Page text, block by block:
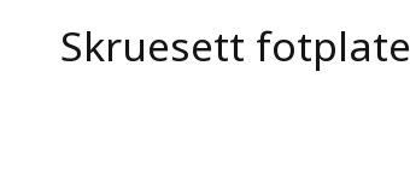
Skruesett fotplate